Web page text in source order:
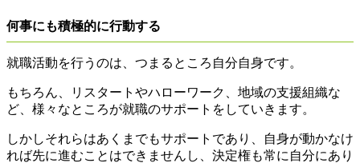
何事にも積極的に行動する
就職活動を行うのは、つまるところ自分自身です。
もちろん、リスタートやハローワーク、地域の支援組織な
ど、様々なところが就職のサポートをしていきます。
しかしそれらはあくまでもサポートであり、自身が動かなけ
れば先に進むことはできませんし、決定権も常に自分にあり